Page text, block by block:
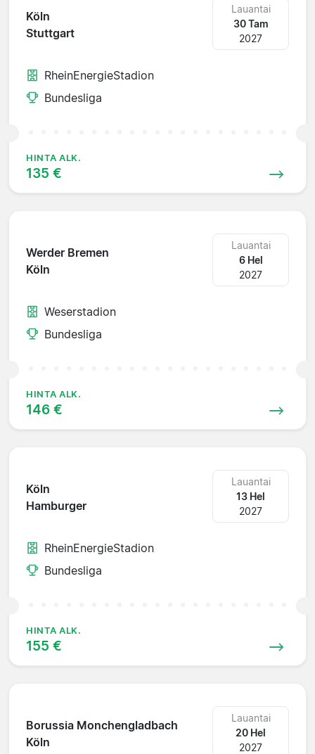
Köln
Stuttgart
Lauantai
30 Tam
2027
RheinEnergieStadion
Bundesliga
HINTA ALK.
135 €
Werder Bremen
Köln
Lauantai
6 Hel
2027
Weserstadion
Bundesliga
HINTA ALK.
146 €
Köln
Hamburger
Lauantai
13 Hel
2027
RheinEnergieStadion
Bundesliga
HINTA ALK.
155 €
Borussia Monchengladbach
Köln
Lauantai
20 Hel
2027